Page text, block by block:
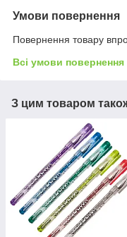
Умови повернення
Повернення товару
Всі умови повернення
З цим товаром